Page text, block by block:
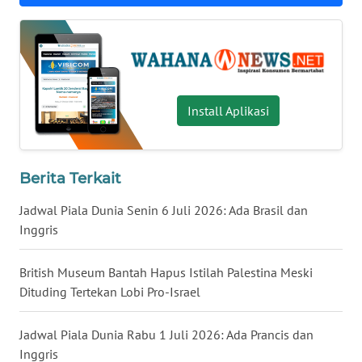
Install Aplikasi
Berita Terkait
Jadwal Piala Dunia Senin 6 Juli 2026: Ada Brasil dan
Inggris
British Museum Bantah Hapus Istilah Palestina Meski
Dituding Tertekan Lobi Pro-Israel
Jadwal Piala Dunia Rabu 1 Juli 2026: Ada Prancis dan
Inggris
WN
BABEL
WN
SUMBAR
WN
WN
BENGKULU
WN
LAMPUNG
WN